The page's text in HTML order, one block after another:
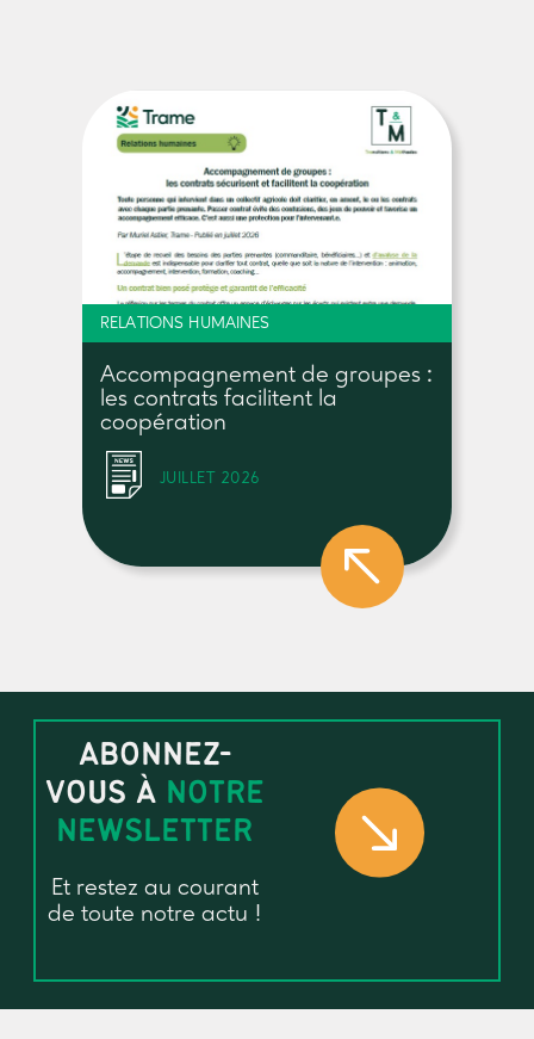
RELATIONS HUMAINES
Accompagnement de groupes :
les contrats facilitent la
coopération
JUILLET 2026
ABONNEZ-
VOUS À NOTRE
NEWSLETTER
Et restez au courant
de toute notre actu !